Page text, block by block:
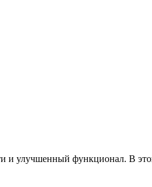
и улучшенный функционал. В